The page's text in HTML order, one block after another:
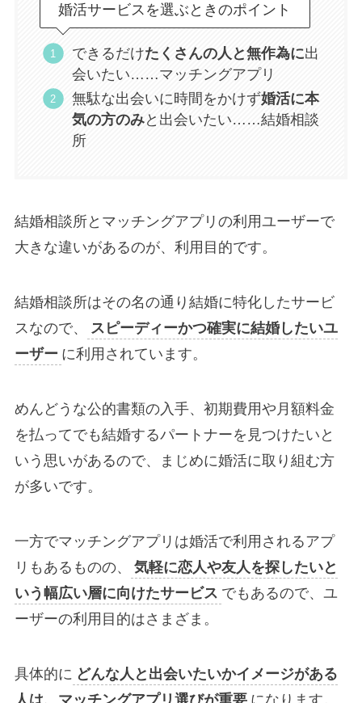
婚活サービスを選ぶときのポイント
できるだけたくさんの人と無作為に出
会いたい……マッチングアプリ
無駄な出会いに時間をかけず婚活に本
気の方のみと出会いたい……結婚相談
所
結婚相談所とマッチングアプリの利用ユーザーで
大きな違いがあるのが、利用目的です。
結婚相談所はその名の通り結婚に特化したサービ
スなので、
スピーディーかつ確実に結婚したいユ
ーザー に利用されています。
めんどうな公的書類の入手、初期費用や月額料金
を払ってでも結婚するパートナーを見つけたいと
いう思いがあるので、まじめに婚活に取り組む方
が多いです。
一方でマッチングアプリは婚活で利用されるアプ
リもあるものの、
気軽に恋人や友人を探したいと
いう幅広い層に向けたサービス でもあるので、ユ
ーザーの利用目的はさまざま。
具体的に どんな人と出会いたいかイメージがある
人は、マッチングアプリ選びが重要 になります。